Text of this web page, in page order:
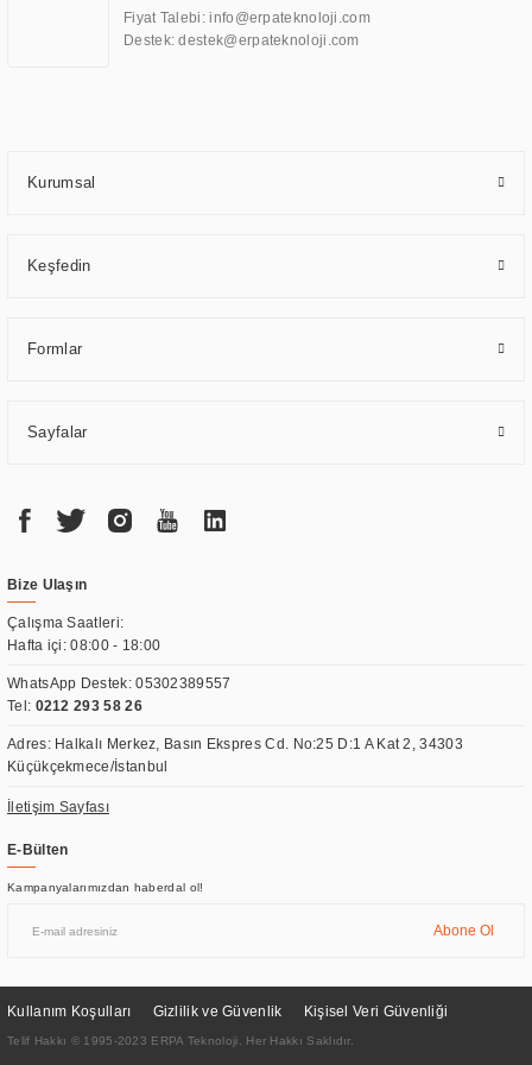
uzmanlık alanları arasında yer almaktadır. ERPA Teknoloji, uluslararası
Fiyat Talebi: info@erpateknoloji.com
Destek: destek@erpateknoloji.com
Kurumsal
Keşfedin
Formlar
Sayfalar
Bize Ulaşın
Çalışma Saatleri:
Hafta içi: 08:00 - 18:00
WhatsApp Destek:05302389557
Tel: 0212 293 58 26
Adres: Halkalı Merkez, Basın Ekspres Cd. No:25 D:1 A Kat 2, 34303
Küçükçekmece/İstanbul
İletişim Sayfası
E-Bülten
Kampanyalarımızdan haberdal ol!
Abone Ol
Kullanım Koşulları Gizlilik ve Güvenlik Kişisel Veri Güvenliği
Telif Hakkı © 1995-2023 ERPA Teknoloji. Her Hakkı Saklıdır.